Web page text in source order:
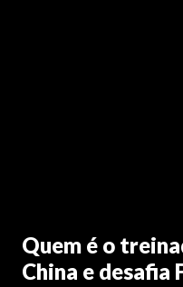
Quem é o
China e desafia